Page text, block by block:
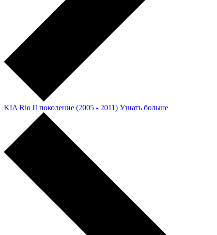
KIA Rio II поколение (2005 - 2011) Узнать больше